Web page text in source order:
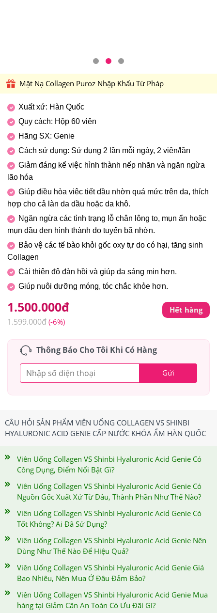
Mặt Nạ Collagen Puroz Nhập Khẩu Từ Pháp
Xuất xứ: Hàn Quốc
Quy cách: Hộp 60 viên
Hãng SX: Genie
Cách sử dụng: Sử dụng 2 lần mỗi ngày, 2 viên/lần
Giảm đáng kể việc hình thành nếp nhăn và ngăn ngừa
lão hóa
Giúp điều hòa việc tiết dầu nhờn quá mức trên da, thích
hợp cho cả làn da dầu hoặc da khô.
Ngăn ngừa các tình trạng lỗ chân lông to, mụn ẩn hoặc
mụn đầu đen hình thành do tuyến bã nhờn.
Bảo vệ các tế bào khỏi gốc oxy tự do có hại, tăng sinh
Collagen
Cải thiện độ đàn hồi và giúp da sáng mịn hơn.
Giúp nuôi dưỡng móng, tóc chắc khỏe hơn.
1.500.000đ
1.599.000đ (-6%)
Hết hàng
Thông Báo Cho Tôi Khi Có Hàng
Gửi
CÂU HỎI SẢN PHẨM VIÊN UỐNG COLLAGEN VS SHINBI
HYALURONIC ACID GENIE CẤP NƯỚC KHÓA ẨM HÀN QUỐC
Viên Uống Collagen VS Shinbi Hyaluronic Acid Genie Có
Công Dụng, Điểm Nổi Bật Gì?
Viên Uống Collagen VS Shinbi Hyaluronic Acid Genie Có
Nguồn Gốc Xuất Xứ Từ Đâu, Thành Phần Như Thế Nào?
Viên Uống Collagen VS Shinbi Hyaluronic Acid Genie Có
Tốt Không? Ai Đã Sử Dụng?
Viên Uống Collagen VS Shinbi Hyaluronic Acid Genie Nên
Dùng Như Thế Nào Để Hiệu Quả?
Viên Uống Collagen VS Shinbi Hyaluronic Acid Genie Giá
Bao Nhiêu, Nên Mua Ở Đâu Đảm Bảo?
Viên Uống Collagen VS Shinbi Hyaluronic Acid Genie Mua
hàng tại Giảm Cân An Toàn Có Ưu Đãi Gì?